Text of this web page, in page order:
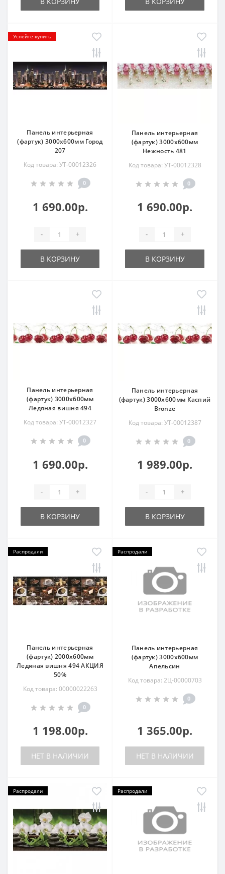
Успейте купить
Панель интерьерная
(фартук) 3000х600мм Город
207
Код товара: УТ-00012326
0
1 690.00р.
- +
В КОРЗИНУ
Панель интерьерная
(фартук) 3000х600мм
Нежность 481
Код товара: УТ-00012328
0
1 690.00р.
- +
В КОРЗИНУ
Панель интерьерная
(фартук) 3000х600мм
Ледяная вишня 494
Код товара: УТ-00012327
0
1 690.00р.
- +
В КОРЗИНУ
Панель интерьерная
(фартук) 3000х600мм Каспий
Bronze
Код товара: УТ-00012387
0
1 989.00р.
- +
В КОРЗИНУ
Распродали
Панель интерьерная
(фартук) 2000х600мм
Ледяная вишня 494 АКЦИЯ
50%
Код товара: 00000022263
0
1 198.00р.
НЕТ В НАЛИЧИИ
Распродали
Панель интерьерная
(фартук) 3000х600мм
Апельсин
Код товара: 2Ц-00000703
0
1 365.00р.
НЕТ В НАЛИЧИИ
Распродали Распродали